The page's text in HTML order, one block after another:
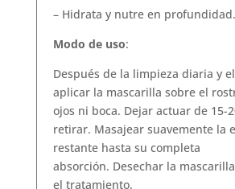
– Hidrata y nutre en profundidad.
Modo de uso:
Después de la limpieza diaria y
aplicar la mascarilla sobre el
ojos ni boca. Dejar actuar de 15-
retirar. Masajear suavemente la
restante hasta su completa
absorción. Desechar la
el tratamiento.